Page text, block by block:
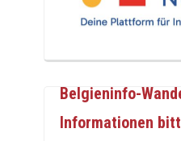
Belgieninfo-
Informationen